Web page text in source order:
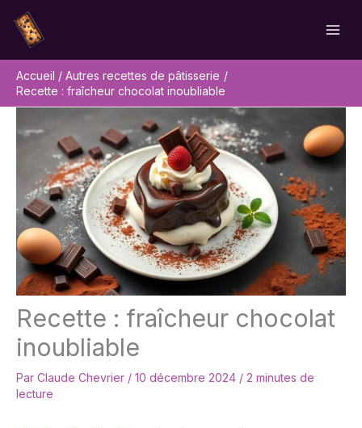
contenu
Accueil
Autres recettes de pâtisserie
Recette : fraîcheur chocolat inoubliable
Recette : fraîcheur chocolat
inoubliable
Par Claude Chevrier / 10 décembre 2024 / 2 minutes de
lecture
Rechercher